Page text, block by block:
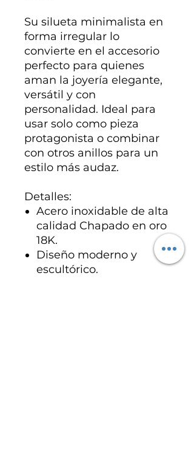
Su silueta minimalista en
forma irregular lo
convierte en el accesorio
perfecto para quienes
aman la joyería elegante,
versátil y con
personalidad. Ideal para
usar solo como pieza
protagonista o combinar
con otros anillos para un
estilo más audaz.
Detalles:
Acero inoxidable de alta
calidad Chapado en oro
18K.
Diseño moderno y
escultórico.